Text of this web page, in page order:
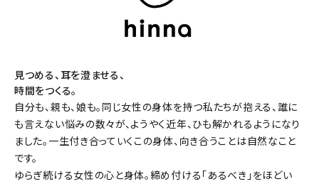
見つめる、耳を澄ませる、
時間をつくる。
自分も、親も、娘も。同じ女性の身体を持つ私たちが抱える、誰に
も言えない悩みの数々が、ようやく近年、ひも解かれるようになり
ました。一生付き合っていくこの身体、向き合うことは自然なこと
です。
ゆらぎ続ける女性の心と身体。締め付ける「あるべき」をほどい